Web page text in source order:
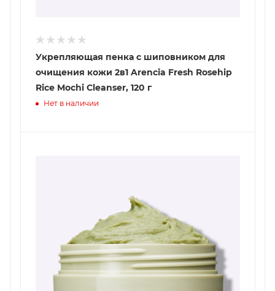
Укрепляющая пенка с шиповником для
очищения кожи 2в1 Arencia Fresh Rosehip
Rice Mochi Cleanser, 120 г
Нет в наличии